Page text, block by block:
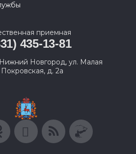
приемная
435-13-81
Новгород, ул. Малая
Покровская, д. 2а